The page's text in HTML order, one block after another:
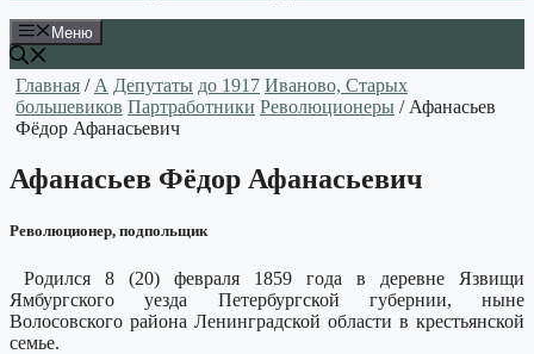
Меню
Главная / А Депутаты до 1917 Иваново, Старых
большевиков Партработники Революционеры / Афанасьев
Фёдор Афанасьевич
Афанасьев Фёдор Афанасьевич
Революционер, подпольщик
Родился 8 (20) февраля 1859 года в деревне Язвищи
Ямбургского уезда Петербургской губернии, ныне
Волосовского района Ленинградской области в крестьянской
семье.